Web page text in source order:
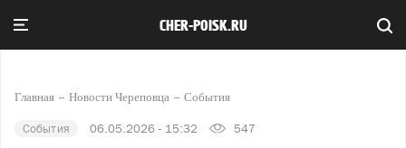
CHER-POISK.RU
Главная Новости Череповца События
События 06.05.2026 - 15:32 547